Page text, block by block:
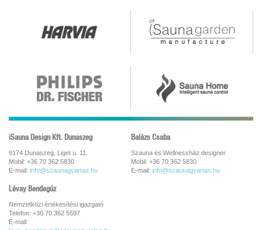
iSauna Design Kft. Dunaszeg
9174 Dunaszeg, Liget u. 11.
Mobil: +36 70 362 5830
E-mail: info@szaunagyartas.hu
Balázs Csaba
Szauna és Wellnessház designer
Mobil: +36 70 362 5830
E-mail: info@szaunagyartas.hu
Lévay Bendegúz
Nemzetközi értékesítési igazgató
Telefon: +36 70 362 5597
E-mail: